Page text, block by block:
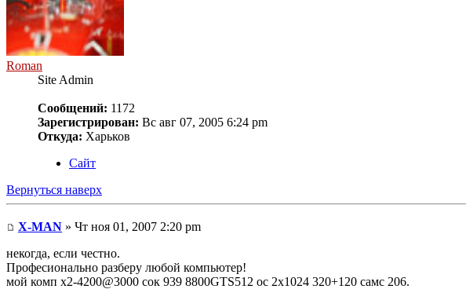
Roman
Site Admin
Сообщений: 1172
Зарегистрирован: Вс авг 07, 2005 6:24 pm
Откуда: Харьков
Сайт
Вернуться наверх
X-MAN » Чт ноя 01, 2007 2:20 pm
некогда, если честно.
Професионально разберу любой компьютер!
мой комп х2-4200@3000 сок 939 8800GTS512 oc 2x1024 320+120 самс 206.